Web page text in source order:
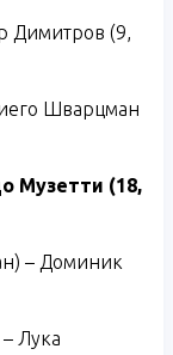
Димитров (9,
Шварцман
Музетти (18,
– Доминик
Лука